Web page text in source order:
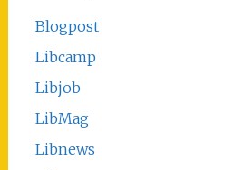
Blogpost
Libcamp
Libjob
LibMag
Libnews